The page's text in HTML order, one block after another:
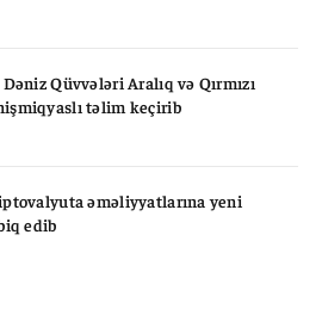
Qüvvələri Aralıq və Qırmızı
təlim keçirib
əməliyyatlarına yeni
edib